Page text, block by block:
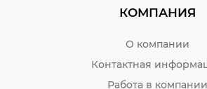
КОМПАНИЯ
О компании
Контактная
Работа в компании